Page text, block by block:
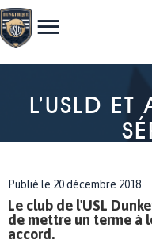
L’USLD ET
Publié le 20 décembre 2018
Le club de l'USL
de mettre un terme à
accord.